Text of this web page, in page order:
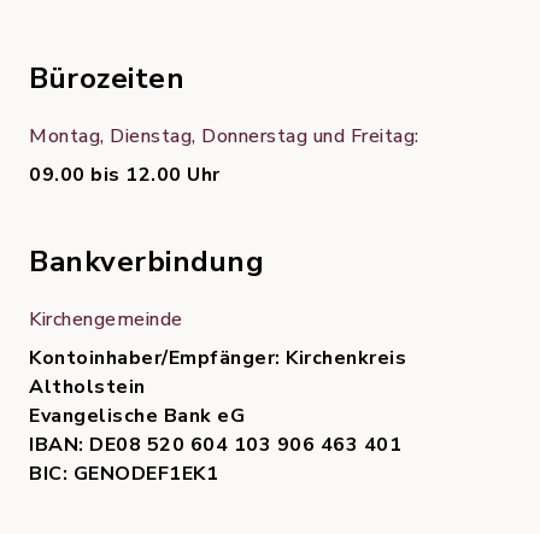
Bürozeiten
Montag, Dienstag, Donnerstag und Freitag:
09.00 bis 12.00 Uhr
Bankverbindung
Kirchengemeinde
Kontoinhaber/Empfänger: Kirchenkreis
Altholstein
Evangelische Bank eG
IBAN: DE08 520 604 103 906 463 401
BIC: GENODEF1EK1